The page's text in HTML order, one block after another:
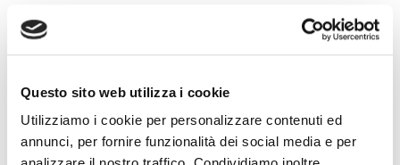
Questo sito web utilizza i cookie
Utilizziamo i cookie per personalizzare contenuti ed
annunci, per fornire funzionalità dei social media e per
Caratteristiche principali
Latex free
Dotate di terminale 3D
Pronte all'uso
Scheda tecnica
Coprisonda Vip Film